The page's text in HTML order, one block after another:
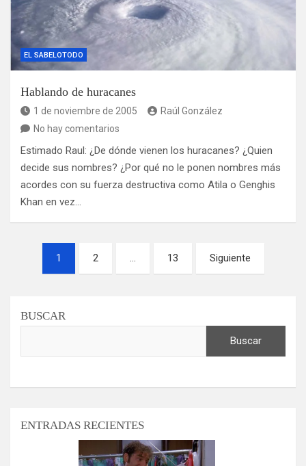
EL SABELOTODO
Hablando de huracanes
1 de noviembre de 2005
Raúl González
No hay comentarios
Estimado Raul: ¿De dónde vienen los huracanes? ¿Quien
decide sus nombres? ¿Por qué no le ponen nombres más
acordes con su fuerza destructiva como Atila o Genghis
Khan en vez…
Paginación
1 2 … 13 Siguiente
BUSCAR
Buscar
ENTRADAS RECIENTES